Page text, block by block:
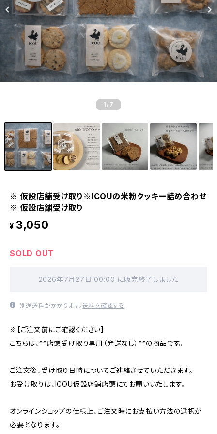
1 /7
※ 仮設店舗受け取り※ICOUの米粉クッキー詰め合わせ
※ 仮設店舗受け取り
¥ 3,050
SOLD OUT
2026年7月27日 00:00 に販売終了しました
別途送料がかかります。送料を確認する
※【ご注文前にご確認ください】
こちらは、**店頭受け取り専用（発送なし）**の商品です。
ご注文後、受け取り日時についてご連絡させていただきます。
お受け取りは、ICOU仮設店舗店頭にてお願いいたします。
オンラインショップの仕様上、ご注文時にお支払い方法の選択が
必要となります。